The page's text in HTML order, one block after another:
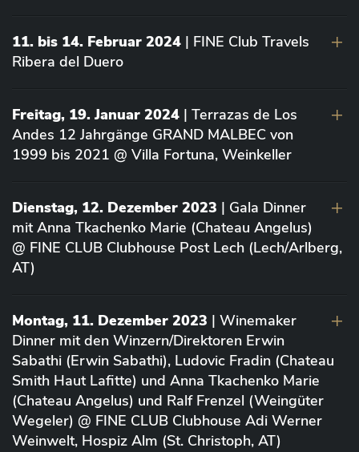
11. bis 14. Februar 2024 | FINE Club Travels
Ribera del Duero
Freitag, 19. Januar 2024 | Terrazas de Los
Andes 12 Jahrgänge GRAND MALBEC von
1999 bis 2021 @ Villa Fortuna, Weinkeller
Dienstag, 12. Dezember 2023 | Gala Dinner
mit Anna Tkachenko Marie (Chateau Angelus)
@ FINE CLUB Clubhouse Post Lech (Lech/Arlberg,
AT)
Montag, 11. Dezember 2023 | Winemaker
Dinner mit den Winzern/Direktoren Erwin
Sabathi (Erwin Sabathi), Ludovic Fradin (Chateau
Smith Haut Lafitte) und Anna Tkachenko Marie
(Chateau Angelus) und Ralf Frenzel (Weingüter
Wegeler) @ FINE CLUB Clubhouse Adi Werner
Weinwelt, Hospiz Alm (St. Christoph, AT)